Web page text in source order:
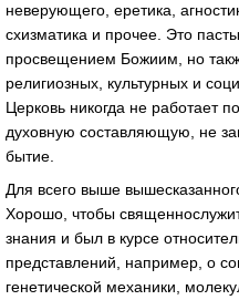
неверующего, еретика,
схизматика и прочее. Это
просвещением Божиим, но
религиозных, культурных и
Церковь никогда не работает
духовную составляющую, не
бытие.
Для всего выше
Хорошо, чтобы
знания и был в курсе
представлений, например, о
генетической механики,